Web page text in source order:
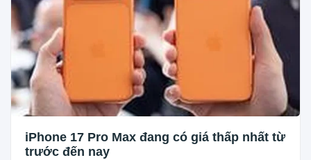
iPhone 17 Pro Max đang có giá thấp nhất từ
trước đến nay